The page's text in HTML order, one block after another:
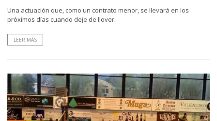
Una actuación que, como un contrato menor, se llevará en los
próximos días cuando deje de llover.
LEER MÁS